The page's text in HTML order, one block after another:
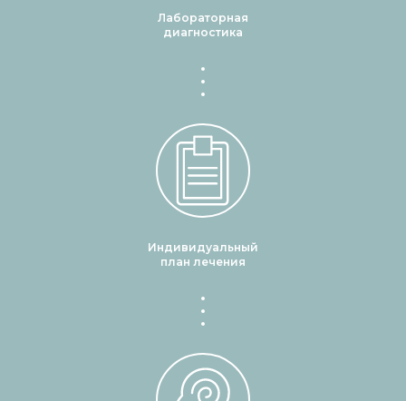
Лабораторная
диагностика
Индивидуальный
план лечения